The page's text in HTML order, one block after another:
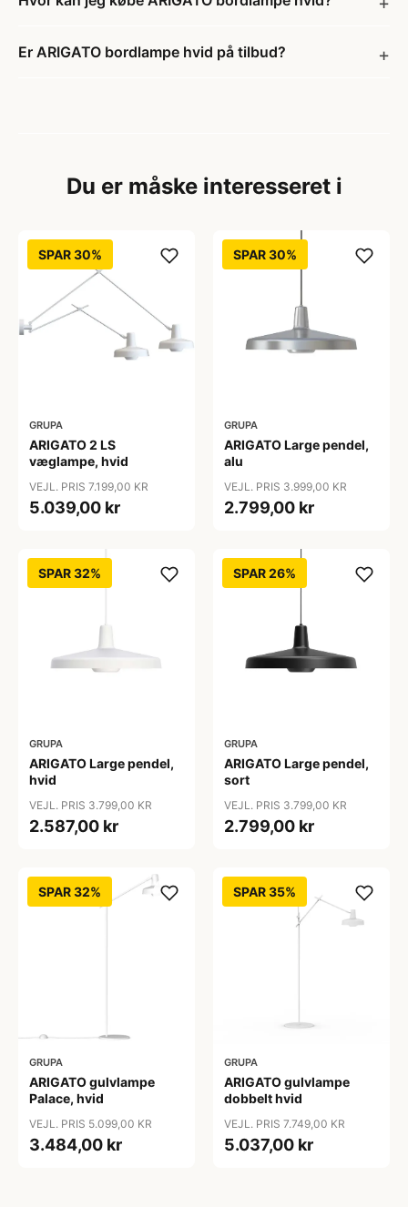
Er ARIGATO bordlampe hvid på tilbud?
Du er måske interesseret i
SPAR 30%
GRUPA
ARIGATO 2 LS
væglampe, hvid
VEJL. PRIS 7.199,00 KR
5.039,00 kr
SPAR 30%
GRUPA
ARIGATO Large pendel,
alu
VEJL. PRIS 3.999,00 KR
2.799,00 kr
SPAR 32%
GRUPA
ARIGATO Large pendel,
hvid
VEJL. PRIS 3.799,00 KR
2.587,00 kr
SPAR 26%
GRUPA
ARIGATO Large pendel,
sort
VEJL. PRIS 3.799,00 KR
2.799,00 kr
SPAR 32%
GRUPA
ARIGATO gulvlampe
Palace, hvid
VEJL. PRIS 5.099,00 KR
3.484,00 kr
SPAR 35%
GRUPA
ARIGATO gulvlampe
dobbelt hvid
VEJL. PRIS 7.749,00 KR
5.037,00 kr